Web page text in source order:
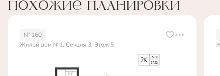
Похожие планировки
№ 160
Жилой дом №1, Секция 3, Этаж 5